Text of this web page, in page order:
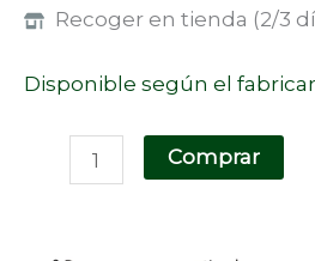
Recoger en tienda (2/3
Disponible según el
Comprar